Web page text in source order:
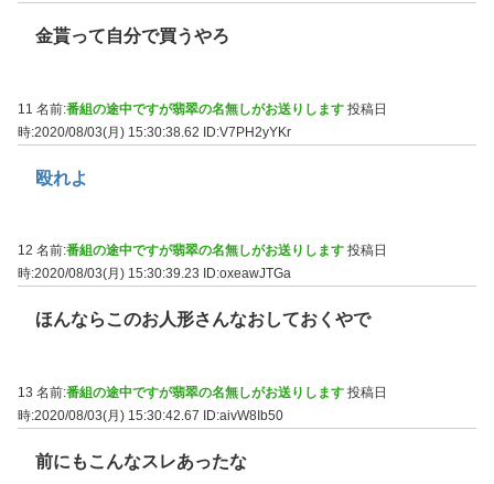
金貰って自分で買うやろ
11 名前:番組の途中ですが翡翠の名無しがお送りします 投稿日
時:2020/08/03(月) 15:30:38.62 ID:V7PH2yYKr
殴れよ
12 名前:番組の途中ですが翡翠の名無しがお送りします 投稿日
時:2020/08/03(月) 15:30:39.23
ID:oxeawJTGa
ほんならこのお人形さんなおしておくやで
13 名前:番組の途中ですが翡翠の名無しがお送りします 投稿日
時:2020/08/03(月) 15:30:42.67 ID:aivW8Ib50
前にもこんなスレあったな